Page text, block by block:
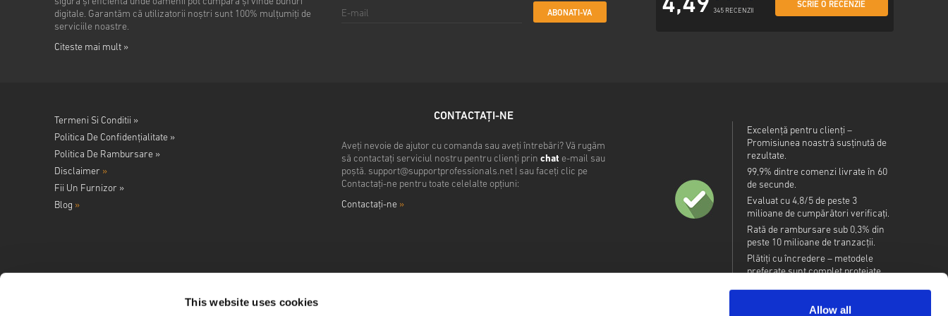
This website uses cookies
Allow all
digitale. Garantăm că utilizatorii noștri sunt 100% mulțumiți de
serviciile noastre.
Citeste mai mult »
ABONATI-VA 4,49 345 RECENZII
SCRIE O RECENZIE
Termeni Si Conditii »
Politica De Confidențialitate »
Politica De Rambursare »
Disclaimer »
Fii Un Furnizor »
Blog »
CONTACTAȚI-NE
Aveți nevoie de ajutor cu comanda sau aveți întrebări? Vă rugăm
să contactați serviciul nostru pentru clienți prin chat e-mail sau
poștă. support@supportprofessionals.net| sau faceți clic pe
Contactați-ne pentru toate celelalte opțiuni:
Contactaţi-ne »
Excelență pentru clienți –
Promisiunea noastră susținută de
rezultate.
99,9% dintre comenzi livrate în 60
de secunde.
Evaluat cu 4,8/5 de peste 3
milioane de cumpărători verificați.
Rată de rambursare sub 0,3% din
peste 10 milioane de tranzacții.
Plătiți cu încredere – metodele
preferate sunt complet protejate.